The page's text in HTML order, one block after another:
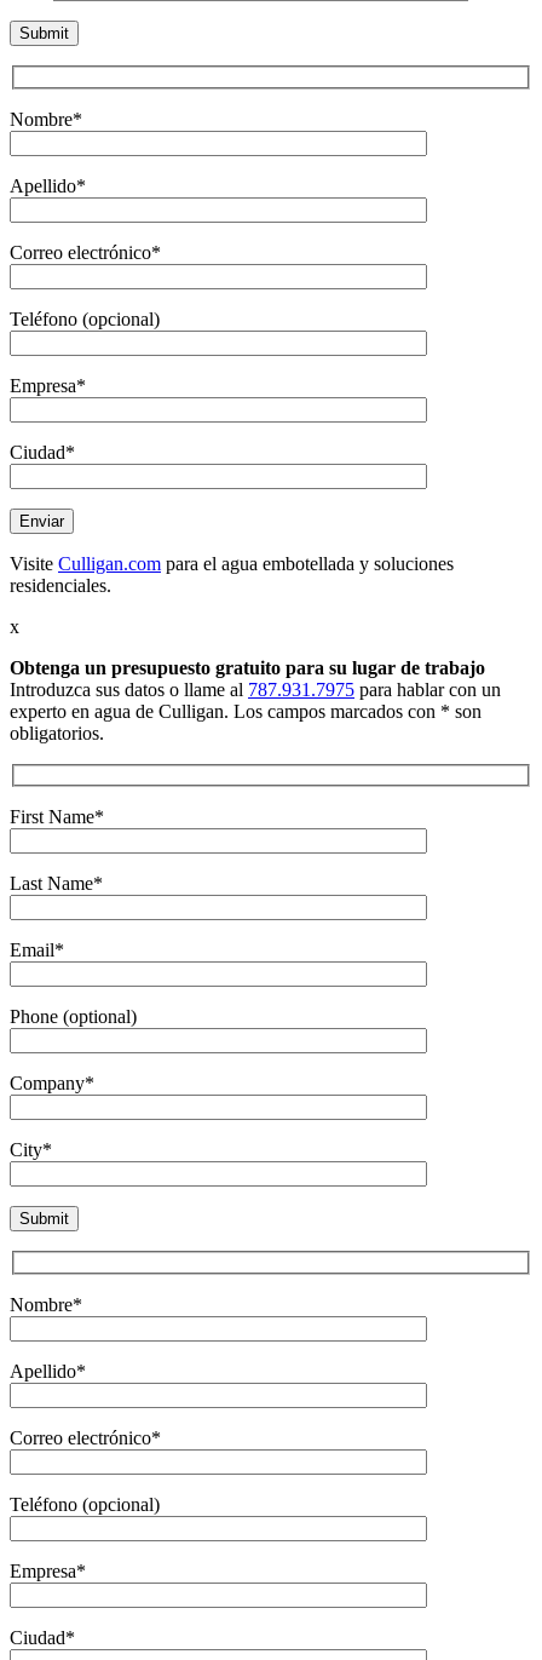
Nombre*
Apellido*
Correo electrónico*
Teléfono (opcional)
Empresa*
Ciudad*
Visite Culligan.com para el agua embotellada y soluciones
residenciales.
x
Obtenga un presupuesto gratuito para su lugar de trabajo
Introduzca sus datos o llame al 787.931.7975 para hablar con un
experto en agua de Culligan. Los campos marcados con * son
obligatorios.
First Name*
Last Name*
Email*
Phone (optional)
Company*
City*
Nombre*
Apellido*
Correo electrónico*
Teléfono (opcional)
Empresa*
Ciudad*